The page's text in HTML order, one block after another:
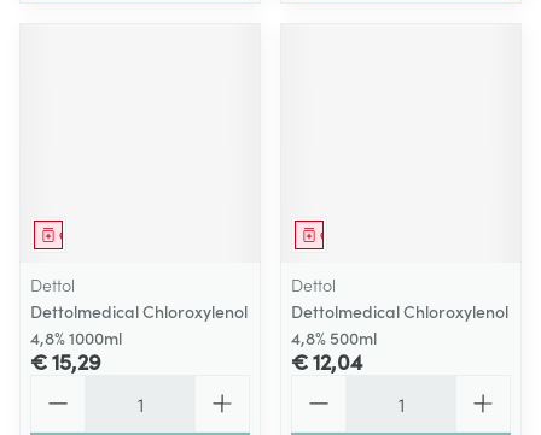
Geneesmiddel
Dettol
Dettolmedical Chloroxylenol
4,8% 1000ml
€ 15,29
Geneesmiddel
Dettol
Dettolmedical Chloroxylenol
4,8% 500ml
€ 12,04